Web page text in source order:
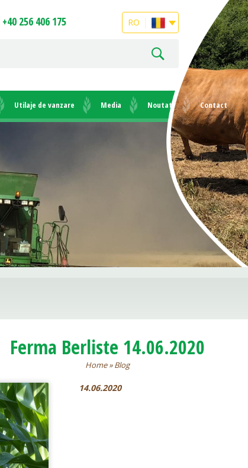
+40 256 406 175 RO
Utilaje de vanzare Media Noutati Contact
Ferma Berliste 14.06.2020
Home»Blog
14.06.2020